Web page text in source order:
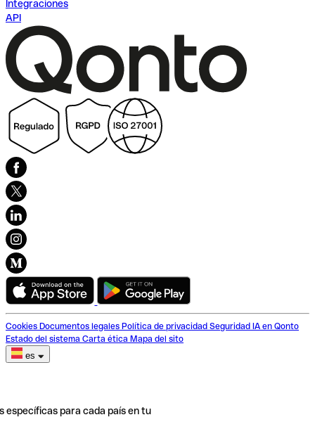
Integraciones
API
Cookies Documentos legales Política de privacidad Seguridad IA en Qonto
Estado del sistema Carta ética Mapa del sito
es
específicas para cada país en tu